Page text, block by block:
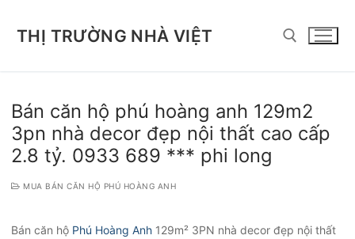
THỊ TRƯỜNG NHÀ VIỆT
Bán căn hộ phú hoàng anh 129m2
3pn nhà decor đẹp nội thất cao cấp
2.8 tỷ. 0933 689 *** phi long
MUA BÁN CĂN HỘ PHÚ HOÀNG ANH
Bán căn hộ Phú Hoàng Anh 129m² 3PN nhà decor đẹp nội thất